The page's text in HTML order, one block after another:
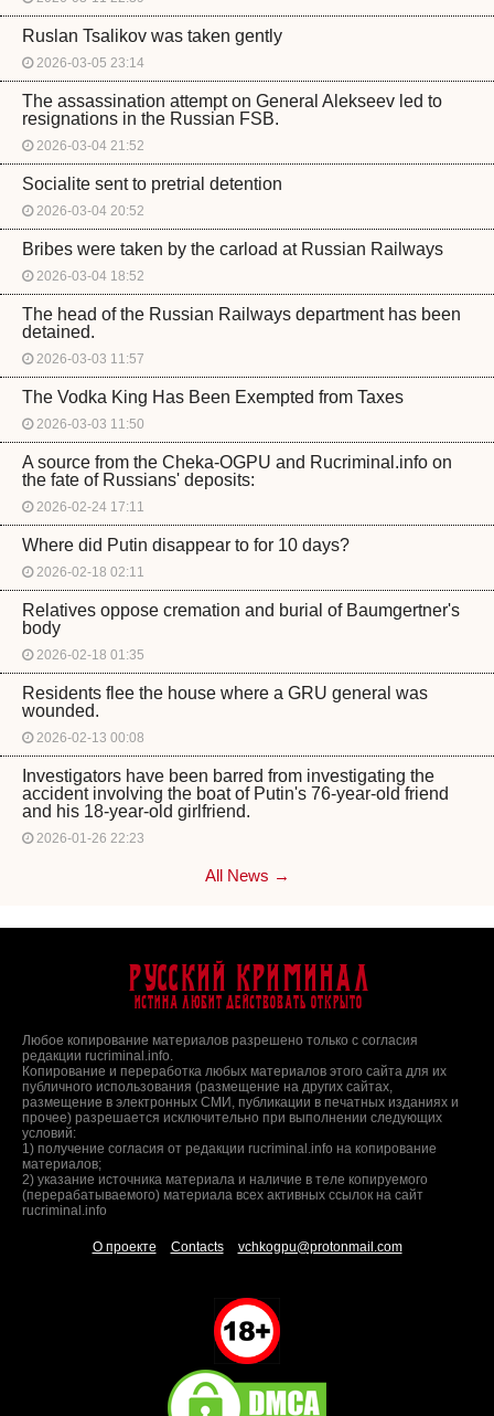
Ruslan Tsalikov was taken gently
2026-03-05 23:14
The assassination attempt on General Alekseev led to
resignations in the Russian FSB.
2026-03-04 21:52
Socialite sent to pretrial detention
2026-03-04 20:52
Bribes were taken by the carload at Russian Railways
2026-03-04 18:52
The head of the Russian Railways department has been
detained.
2026-03-03 11:57
The Vodka King Has Been Exempted from Taxes
2026-03-03 11:50
A source from the Cheka-OGPU and Rucriminal.info on
the fate of Russians' deposits:
2026-02-24 17:11
Where did Putin disappear to for 10 days?
2026-02-18 02:11
Relatives oppose cremation and burial of Baumgertner's
body
2026-02-18 01:35
Residents flee the house where a GRU general was
wounded.
2026-02-13 00:08
Investigators have been barred from investigating the
accident involving the boat of Putin's 76-year-old friend
and his 18-year-old girlfriend.
2026-01-26 22:23
All News →
Русский Криминал
Истина любит действовать открыто
Любое копирование материалов разрешено только с согласия
редакции rucriminal.info.
Копирование и переработка любых материалов этого сайта для их
публичного использования (размещение на других сайтах,
размещение в электронных СМИ, публикации в печатных изданиях и
прочее) разрешается исключительно при выполнении следующих
условий:
1) получение согласия от редакции rucriminal.info на копирование
материалов;
2) указание источника материала и наличие в теле копируемого
(перерабатываемого) материала всех активных ссылок на сайт
rucriminal.info
О проекте Contacts vchkogpu@protonmail.com